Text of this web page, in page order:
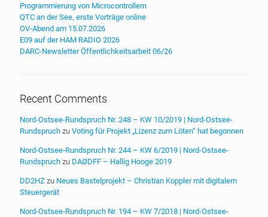
Programmierung von Microcontrollern
QTC an der See, erste Vorträge online
OV-Abend am 15.07.2026
E09 auf der HAM RADIO 2026
DARC-Newsletter Öffentlichkeitsarbeit 06/26
Recent Comments
Nord-Ostsee-Rundspruch Nr. 248 – KW 10/2019 | Nord-Ostsee-
Rundspruch zu Voting für Projekt „Lizenz zum Löten“ hat begonnen
Nord-Ostsee-Rundspruch Nr. 244 – KW 6/2019 | Nord-Ostsee-
Rundspruch zu DAØDFF – Hallig Hooge 2019
DD2HZ zu Neues Bastelprojekt – Christian Koppler mit digitalem
Steuergerät
Nord-Ostsee-Rundspruch Nr. 194 – KW 7/2018 | Nord-Ostsee-